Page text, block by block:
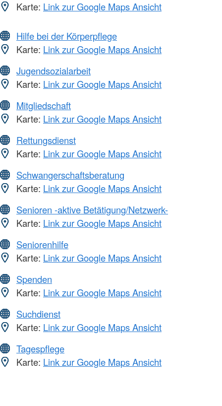
Karte: Link zur Google Maps Ansicht
Hilfe bei der Körperpflege
Karte: Link zur Google Maps Ansicht
Jugendsozialarbeit
Karte: Link zur Google Maps Ansicht
Mitgliedschaft
Karte: Link zur Google Maps Ansicht
Rettungsdienst
Karte: Link zur Google Maps Ansicht
Schwangerschaftsberatung
Karte: Link zur Google Maps Ansicht
Senioren -aktive Betätigung/Netzwerk-
Karte: Link zur Google Maps Ansicht
Seniorenhilfe
Karte: Link zur Google Maps Ansicht
Spenden
Karte: Link zur Google Maps Ansicht
Suchdienst
Karte: Link zur Google Maps Ansicht
Tagespflege
Karte: Link zur Google Maps Ansicht